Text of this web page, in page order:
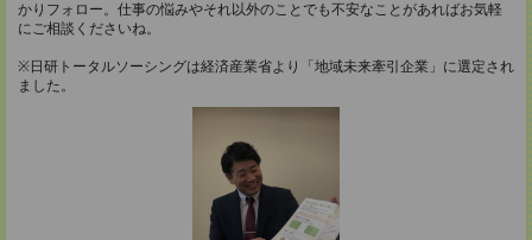
かりフォロー。仕事の悩みやそれ以外のことでも不安なことがあればお気軽
にご相談くださいね。
※日研トータルソーシングは経済産業省より「地域未来牽引企業」に選定され
ました。